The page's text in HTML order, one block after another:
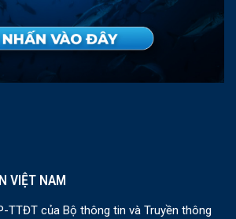
VIỆT NAM
TTĐT của Bộ thông tin và Truyền thông